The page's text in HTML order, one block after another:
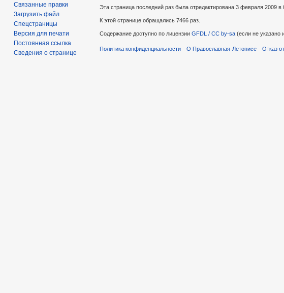
Связанные правки
Загрузить файл
Спецстраницы
Версия для печати
Постоянная ссылка
Сведения о странице
Эта страница последний раз была отредактирована 3 февраля 2009 в
К этой странице обращались 7466 раз.
Содержание доступно по лицензии GFDL / CC by-sa (если не указано
Политика конфиденциальности О Православная-Летописе Отказ